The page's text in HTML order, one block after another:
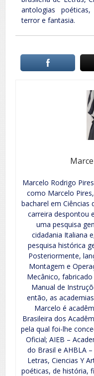
antologias
terror e fantasia.
Marcelo Rodrigo
como Marcelo
bacharel em Ciências
carreira despontou
uma pesquisa
cidadania Italiana
pesquisa histórica
Posteriormente,
Montagem e
Mecânico, fabricado
Manual de
então, as
Marcelo é
Brasileira dos
pela qual foi-lhe
Oficial; AIEB –
do Brasil e AHBLA
Letras, Ciencias Y
poéticas, de história,